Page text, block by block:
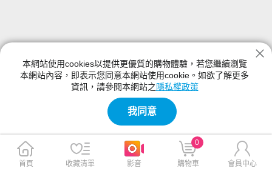
本網站使用cookies以提供更優質的購物體驗，若您繼續瀏覽
本網站內容，即表示您同意本網站使用cookie。如欲了解更多
資訊，請參閱本網站之 隱私權政策
我同意
首頁 收藏清單 影音 購物車
0
會員中心